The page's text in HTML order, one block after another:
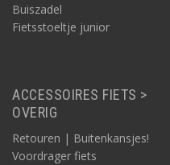
Buiszadel
Fietsstoeltje junior
ACCESSOIRES FIETS >
OVERIG
Retouren | Buitenkansjes!
Voordrager fiets